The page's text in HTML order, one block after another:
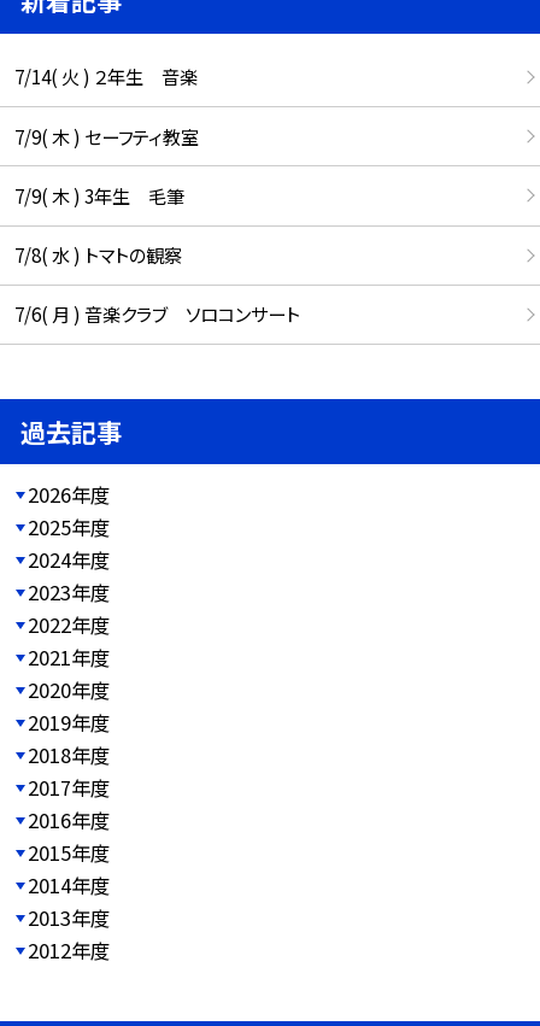
7/14( 火 ) ２年生 音楽
7/9( 木 ) セーフティ教室
7/9( 木 ) 3年生 毛筆
7/8( 水 ) トマトの観察
7/6( 月 ) 音楽クラブ ソロコンサート
過去記事
2026年度
2025年度
2024年度
2023年度
2022年度
2021年度
2020年度
2019年度
2018年度
2017年度
2016年度
2015年度
2014年度
2013年度
2012年度